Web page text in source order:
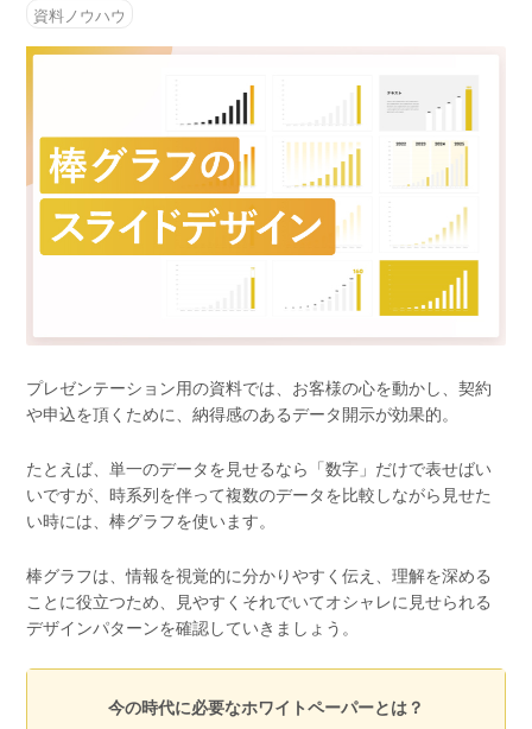
資料ノウハウ
プレゼンテーション用の資料では、お客様の心を動かし、契約
や申込を頂くために、納得感のあるデータ開示が効果的。
たとえば、単一のデータを見せるなら「数字」だけで表せばい
いですが、時系列を伴って複数のデータを比較しながら見せた
い時には、棒グラフを使います。
棒グラフは、情報を視覚的に分かりやすく伝え、理解を深める
ことに役立つため、見やすくそれでいてオシャレに見せられる
デザインパターンを確認していきましょう。
今の時代に必要なホワイトペーパーとは？